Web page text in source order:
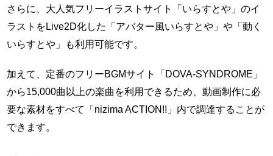
さらに、大人気フリーイラストサイト「いらすとや」のイ
ラストをLive2D化した「アバター風いらすとや」や「動く
いらすとや」も利用可能です。
加えて、定番のフリーBGMサイト「DOVA-SYNDROME」
から15,000曲以上の楽曲を利用できるため、動画制作に必
要な素材をすべて「nizima ACTION!!」内で調達することが
できます。